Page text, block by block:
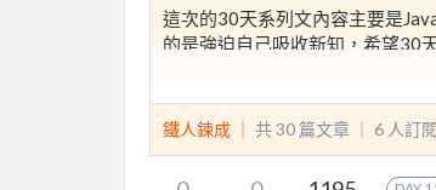
這次的30天系列文內容主要是
的是強迫自己吸收新知，希望30
鐵人鍊成 ｜ 共 30 篇文章 ｜ 6 人訂閱